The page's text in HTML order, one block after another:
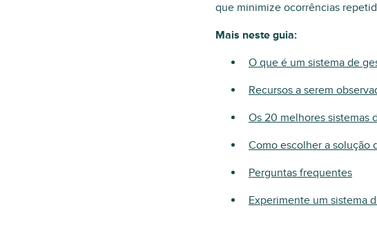
que minimize ocorrências
Mais neste guia:
O que é um sistema de
Recursos a serem
Os 20 melhores sistemas
Como escolher a solução
Perguntas frequentes
Experimente um sistema